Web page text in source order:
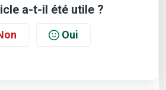
a-t-il été utile ?
Oui